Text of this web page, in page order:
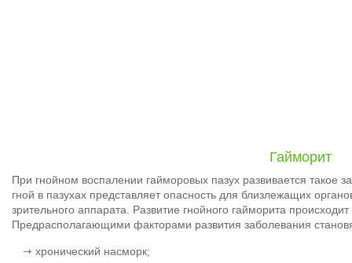
Гайморит
При гнойном воспалении гайморовых пазух развивается такое
гной в пазухах представляет опасность для близлежащих
зрительного аппарата. Развитие гнойного гайморита
Предрасполагающими факторами развития заболевания
хронический насморк;